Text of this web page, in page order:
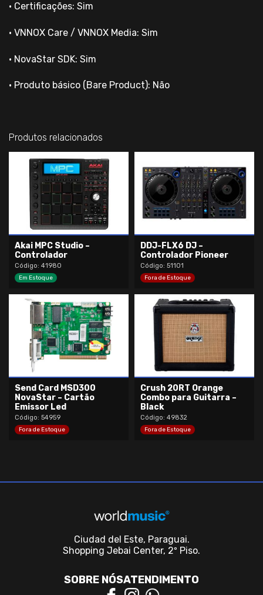
• Certificações: Sim
• VNNOX Care / VNNOX Media: Sim
• NovaStar SDK: Sim
• Produto básico (Bare Product): Não
Produtos relacionados
Akai MPC Studio –
Controlador
Código: 41980
Em Estoque
DDJ-FLX6 DJ –
Controlador Pioneer
Código: 51101
Fora de Estoque
Send Card MSD300
NovaStar – Cartão
Emissor Led
Código: 54959
Fora de Estoque
Crush 20RT Orange
Combo para Guitarra –
Black
Código: 49832
Fora de Estoque
Ciudad del Este, Paraguai.
Shopping Jebai Center, 2º Piso.
SOBRE NÓSATENDIMENTO